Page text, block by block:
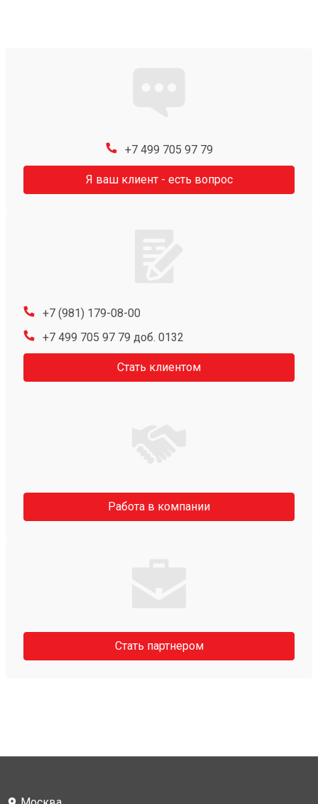
+7 499 705 97 79
Я ваш клиент - есть вопрос
+7 (981) 179-08-00
+7 499 705 97 79 доб. 0132
Стать клиентом
Работа в компании
Стать партнером